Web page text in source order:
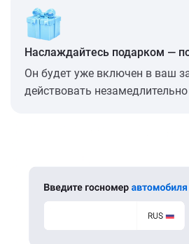
Наслаждайтесь подарком —
Он будет уже включен в ваш
действовать незамедлительно